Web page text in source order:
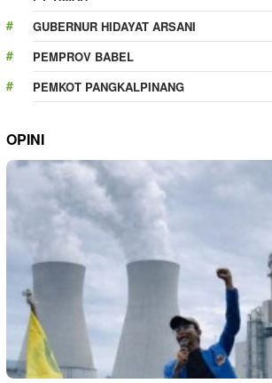
GUBERNUR HIDAYAT ARSANI
PEMPROV BABEL
PEMKOT PANGKALPINANG
OPINI